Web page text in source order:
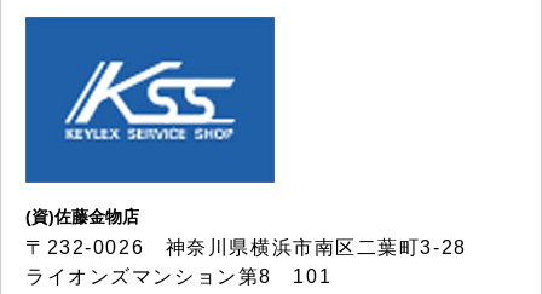
(資)佐藤金物店
〒232-0026 神奈川県横浜市南区二葉町3-28
ライオンズマンション第8 101